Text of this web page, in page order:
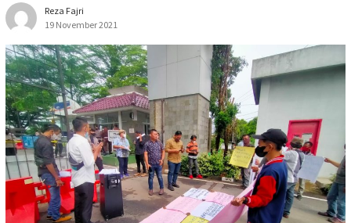
Reza Fajri
19 November 2021